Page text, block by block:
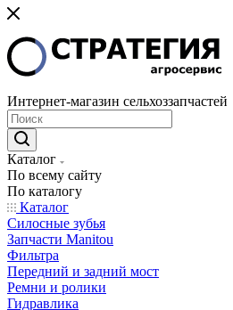
Интернет-магазин сельхоззапчастей
Каталог
По всему сайту
По каталогу
Каталог
Cилосные зубья
Запчасти Manitou
Фильтра
Передний и задний мост
Ремни и ролики
Гидравлика